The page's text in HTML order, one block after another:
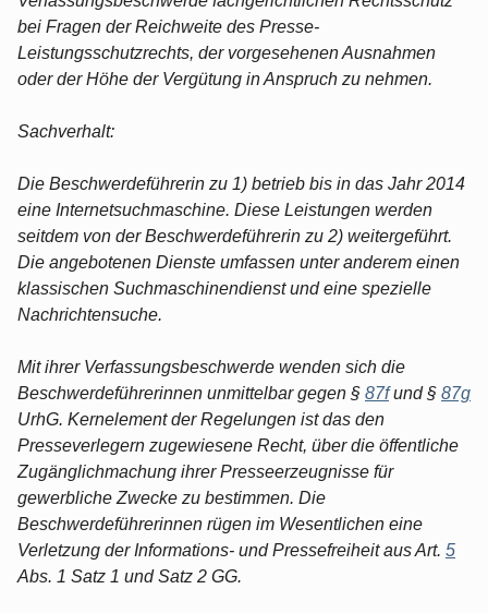
bei Fragen der Reichweite des Presse-
Leistungsschutzrechts, der vorgesehenen Ausnahmen
oder der Höhe der Vergütung in Anspruch zu nehmen.
Sachverhalt:
Die Beschwerdeführerin zu 1) betrieb bis in das Jahr 2014
eine Internetsuchmaschine. Diese Leistungen werden
seitdem von der Beschwerdeführerin zu 2) weitergeführt.
Die angebotenen Dienste umfassen unter anderem einen
klassischen Suchmaschinendienst und eine spezielle
Nachrichtensuche.
Mit ihrer Verfassungsbeschwerde wenden sich die
Beschwerdeführerinnen unmittelbar gegen § 87fund § 87g
UrhG. Kernelement der Regelungen ist das den
Presseverlegern zugewiesene Recht, über die öffentliche
Zugänglichmachung ihrer Presseerzeugnisse für
gewerbliche Zwecke zu bestimmen. Die
Beschwerdeführerinnen rügen im Wesentlichen eine
Verletzung der Informations- und Pressefreiheit aus Art. 5
Abs. 1 Satz 1 und Satz 2 GG.